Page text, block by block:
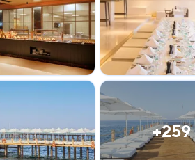
+259